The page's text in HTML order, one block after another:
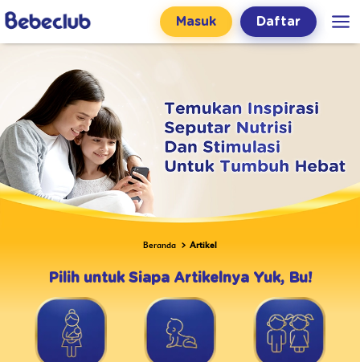
Masuk Daftar
Beranda Artikel
Pilih untuk Siapa Artikelnya Yuk, Bu!